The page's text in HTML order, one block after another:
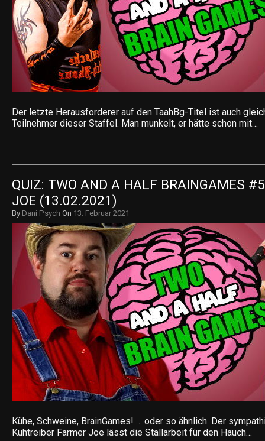
Der letzte Herausforderer auf den TaahBg-Titel ist auch
Teilnehmer dieser Staffel. Man munkelt, er hätte schon mit…
QUIZ: TWO AND A HALF BRAINGAMES
JOE (13.02.2021)
By Dani Psych On 13. Februar 2021
Kühe, Schweine, BrainGames! … oder so ähnlich. Der
Kuhtreiber Farmer Joe lässt die Stallarbeit für den Hauch…